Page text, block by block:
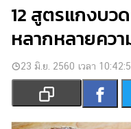
ผล
บอล
สด
การ
เงิน
การ
ศึกษา
12 สูตรแกงบว
หลากหลายคว
23 มิ.ย. 2560 เวลา